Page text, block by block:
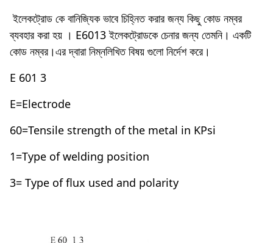
ইলেকট্রোড কে বানিজ্যিক ভাবে চিহ্নিত করার জন্য কিছু কোড নম্বর
ব্যবহার করা হয় । E6013 ইলেকট্রোডকে চেনার জন্য তেমনি। একটি
কোড নম্বর।এর দ্বারা নিম্নলিখিত বিষয় গুলাে নির্দেশ করে।
E 601 3
E=Electrode
60=Tensile strength of the metal in KPsi
1=Type of welding position
3= Type of flux used and polarity